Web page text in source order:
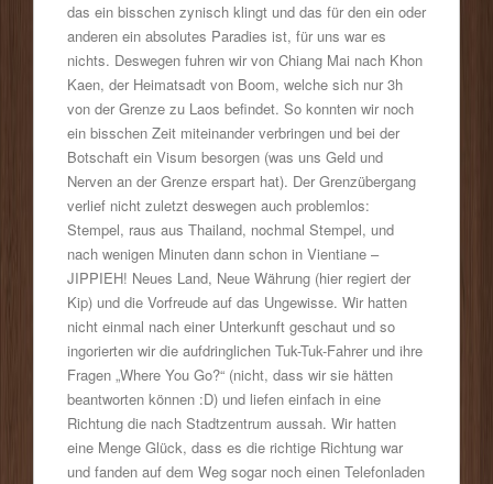
das ein bisschen zynisch klingt und das für den ein oder
anderen ein absolutes Paradies ist, für uns war es
nichts. Deswegen fuhren wir von Chiang Mai nach Khon
Kaen, der Heimatsadt von Boom, welche sich nur 3h
von der Grenze zu Laos befindet. So konnten wir noch
ein bisschen Zeit miteinander verbringen und bei der
Botschaft ein Visum besorgen (was uns Geld und
Nerven an der Grenze erspart hat). Der Grenzübergang
verlief nicht zuletzt deswegen auch problemlos:
Stempel, raus aus Thailand, nochmal Stempel, und
nach wenigen Minuten dann schon in Vientiane –
JIPPIEH! Neues Land, Neue Währung (hier regiert der
Kip) und die Vorfreude auf das Ungewisse. Wir hatten
nicht einmal nach einer Unterkunft geschaut und so
ingorierten wir die aufdringlichen Tuk-Tuk-Fahrer und ihre
Fragen „Where You Go?“ (nicht, dass wir sie hätten
beantworten können :D) und liefen einfach in eine
Richtung die nach Stadtzentrum aussah. Wir hatten
eine Menge Glück, dass es die richtige Richtung war
und fanden auf dem Weg sogar noch einen Telefonladen